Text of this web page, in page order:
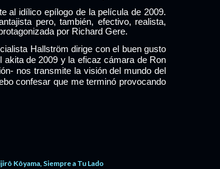
al idílico epílogo de la película de 2009.
pero, también, efectivo, realista,
por Richard Gere.
Hallström dirige con el buen gusto
de 2009 y la eficaz cámara de Ron
nos transmite la visión del mundo del
confesar que me terminó provocando
Kôyama Siempre a Tu Lado